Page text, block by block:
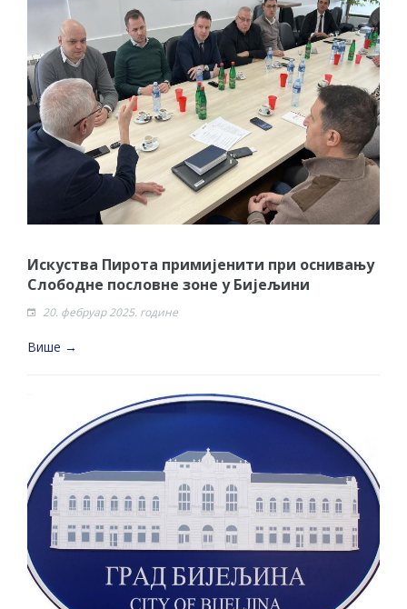
Искуства Пирота примијенити при оснивању
Слободне пословне зоне у Бијељини
20. фебруар 2025. године
Више →